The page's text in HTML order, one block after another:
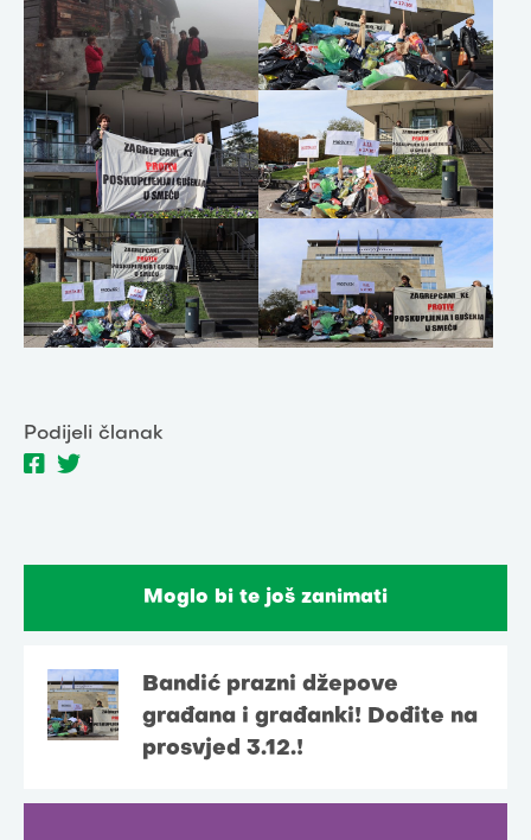
Podijeli članak
Moglo bi te još zanimati
Bandić prazni džepove
građana i građanki! Dođite na
prosvjed 3.12.!